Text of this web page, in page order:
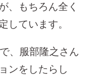
、もちろん全く
しています。
、服部隆之さん
ンをしたらし